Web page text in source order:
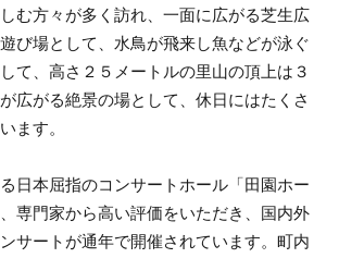
む方々が多く訪れ、一面に広がる芝生広
び場として、水鳥が飛来し魚などが泳ぐ
て、高さ２５メートルの里山の頂上は３
広がる絶景の場として、休日にはたくさ
ます。
日本屈指のコンサートホール「田園ホー
専門家から高い評価をいただき、国内外
サートが通年で開催されています。町内